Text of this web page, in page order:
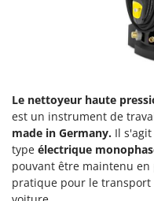
Groupes
Gyrobroyeurs à
Hachoirs à viande
Herses à Dents
Herses Rotatives
L
Lames à neige
Einhell
Elegen
Energy Gruppi
Enotecnica Pillan
Le nettoyeur haute
est un instrument de
made in Germany. Il
type électrique
pouvant être maintenu
pratique pour le